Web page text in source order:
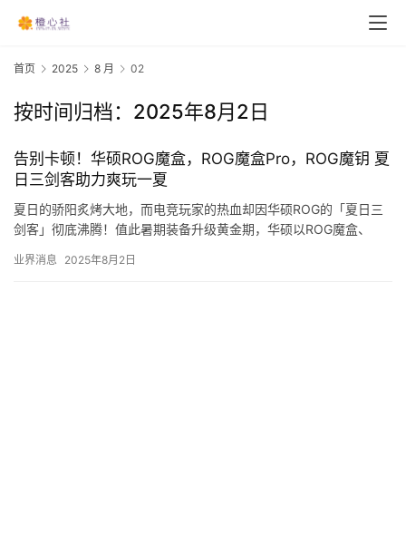
首页 2025 8 月 02
按时间归档：2025年8月2日
告别卡顿！华硕ROG魔盒，ROG魔盒Pro，ROG魔钥 夏
日三剑客助力爽玩一夏
夏日的骄阳炙烤大地，而电竞玩家的热血却因华硕ROG的「夏日三
剑客」彻底沸腾！值此暑期装备升级黄金期，华硕以ROG魔盒、
业界消息 2025年8月2日